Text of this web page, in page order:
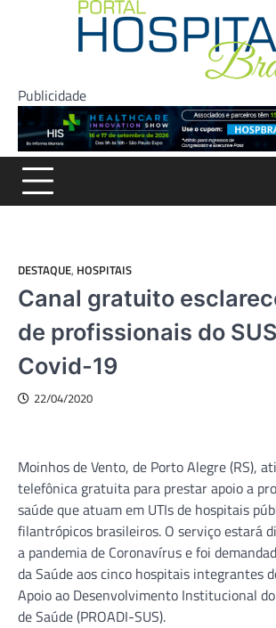
Publicidade
DESTAQUE, HOSPITAIS
Canal gratuito
de profissionais do
Covid-19
22/04/2020
Moinhos de Vento, de Porto Alegre (RS),
telefônica gratuita para prestar apoio a
saúde que atuam em UTIs de hospitais
filantrópicos brasileiros. O serviço estará
a pandemia de Coronavírus e foi
da Saúde aos cinco hospitais integrantes
Apoio ao Desenvolvimento Institucional
de Saúde (PROADI-SUS).